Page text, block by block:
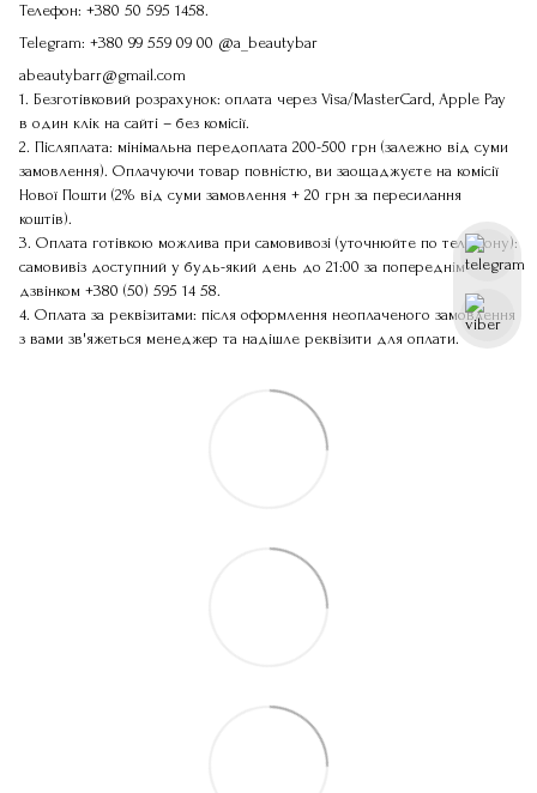
Телефон: +380 50 595 1458.
Telegram: +380 99 559 09 00 @a_beautybar
abeautybarr@gmail.com
1. Безготівковий розрахунок: оплата через Visa/MasterCard, Apple Pay
в один клік на сайті – без комісії.
2. Післяплата: мінімальна передоплата 200-500 грн (залежно від суми
замовлення). Оплачуючи товар повністю, ви заощаджуєте на комісії
Нової Пошти (2% від суми замовлення + 20 грн за пересилання
коштів).
3. Оплата готівкою можлива при самовивозі (уточнюйте по телефону):
самовивіз доступний у будь-який день до 21:00 за попереднім
дзвінком +380 (50) 595 14 58.
4. Оплата за реквізитами: після оформлення неоплаченого замовлення
з вами зв'яжеться менеджер та надішле реквізити для оплати.